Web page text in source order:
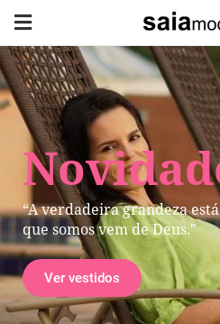
“A verdadeira grandeza
que somos vem de Deus."
Ver vestidos